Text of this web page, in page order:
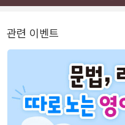
관련 이벤트